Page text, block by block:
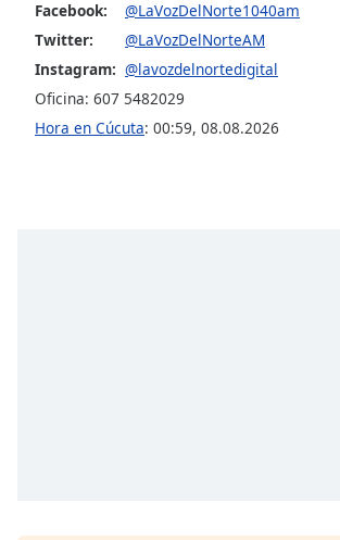
settings
opens
settings
dialog
subtitles
Facebook:
@LaVozDelNorte1040am
Twitter:
@LaVozDelNorteAM
Instagram: @lavozdelnortedigital
Oficina: 607 5482029
Hora en Cúcuta: 00:59, 08.08.2026